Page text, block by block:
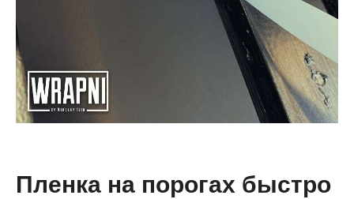
Пленка на порогах быстро